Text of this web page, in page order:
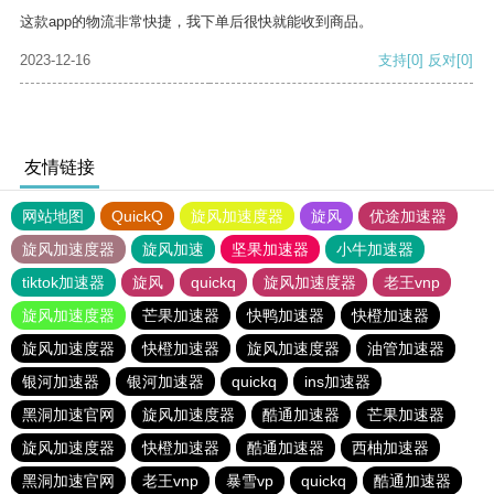
这款app的物流非常快捷，我下单后很快就能收到商品。
2023-12-16 支持[0] 反对[0]
友情链接
网站地图 QuickQ 旋风加速度器 旋风
优途加速器
旋风加速度器
旋风加速 坚果加速器
小牛加速器
tiktok加速器
旋风 quickq 旋风加速度器
老王vnp
旋风加速度器
芒果加速器 快鸭加速器
快橙加速器
旋风加速度器
快橙加速器 旋风加速度器
油管加速器
银河加速器
银河加速器 quickq
ins加速器
黑洞加速官网
旋风加速度器 酷通加速器
芒果加速器
旋风加速度器
快橙加速器 酷通加速器
西柚加速器
黑洞加速官网
老王vnp 暴雪vp quickq 酷通加速器